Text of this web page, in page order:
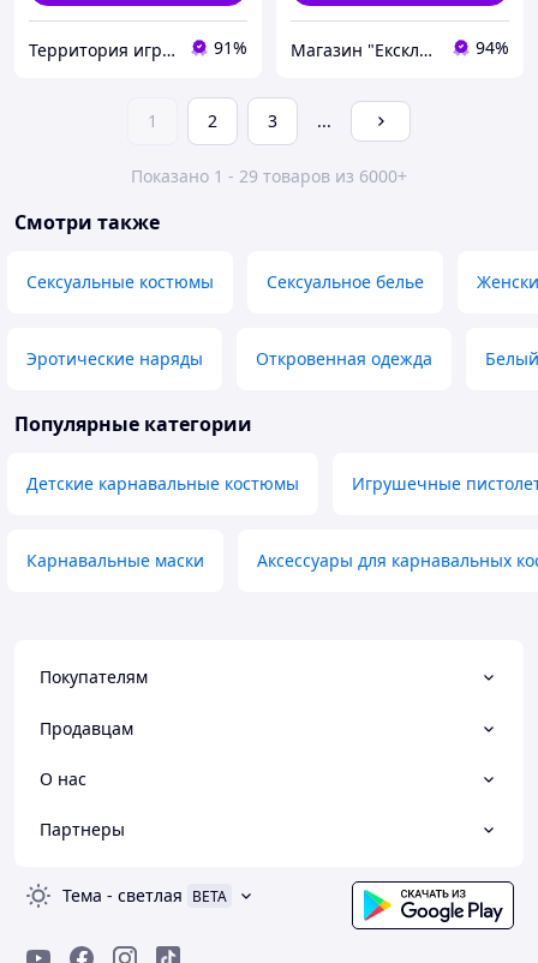
Территория игрушек 91% Магазин "Ексклюзив" 94%
1 2 3 ...
Показано 1 - 29 товаров из 6000+
Смотри также
Сексуальные костюмы Сексуальное белье
Эротические наряды Откровенная одежда
Популярные категории
Детские карнавальные костюмы Игрушечные
Карнавальные маски Аксессуары для карнавальных
Покупателям
Продавцам
О нас
Партнеры
Тема - светлая BETA